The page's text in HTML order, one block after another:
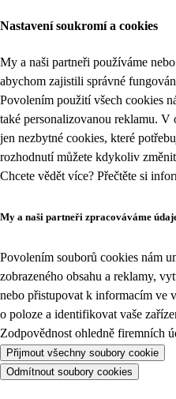
Nastavení soukromí a cookies
My a naši partneři používáme
abychom zajistili správné
Povolením použití všech cookies
také personalizovanou reklamu. V
jen nezbytné cookies, které
rozhodnutí můžete kdykoliv
Chcete vědět více? Přečtěte si
My a naši partneři zpracováváme
Povolením souborů cookies nám
zobrazeného obsahu a reklamy,
nebo přistupovat k informacím ve
o poloze a identifikovat vaše
Zodpovědnost ohledně firemních
Přijmout všechny soubory cookie
Odmítnout soubory cookies